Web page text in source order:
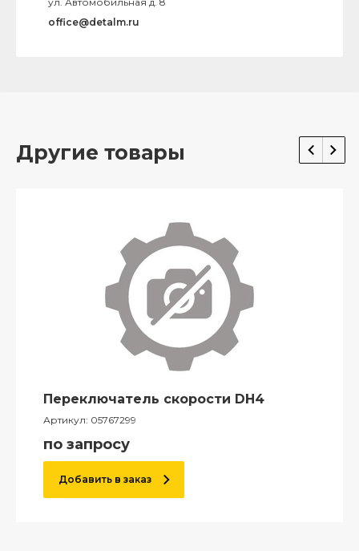
office@detalm.ru
Другие товары
Переключатель скорости DH4
Артикул: 05767299
по запросу
Добавить в заказ